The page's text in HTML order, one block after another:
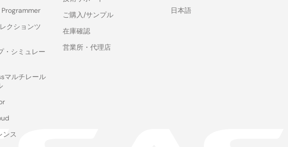
Programmer
クションツ
・シミュレー
マルチレール
ンス
ご購入/サンプル
在庫確認
営業所・代理店
日本語